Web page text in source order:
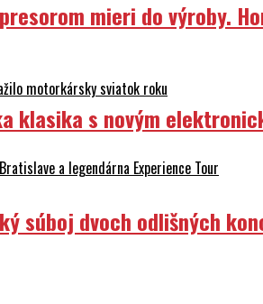
motorkársky sviatok roku
a legendárna Experience Tour
mieri do výroby.
klasika s novým
súboj dvoch odlišných